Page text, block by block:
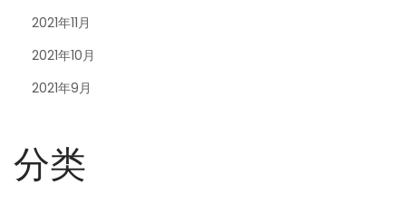
2021年11月
2021年10月
2021年9月
分类